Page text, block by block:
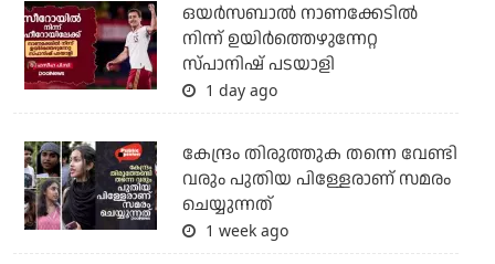
ഒയര്‍സബാൽ നാണക്കേടിൽ
നിന്ന് ഉയിർത്തെഴുന്നേറ്റ
സ്പാനിഷ് പടയാളി
1 day ago
കേന്ദ്രം തിരുത്തുക തന്നെ വേണ്ടി
വരും പുതിയ പിള്ളേരാണ് സമരം
ചെയ്യുന്നത്
1 week ago